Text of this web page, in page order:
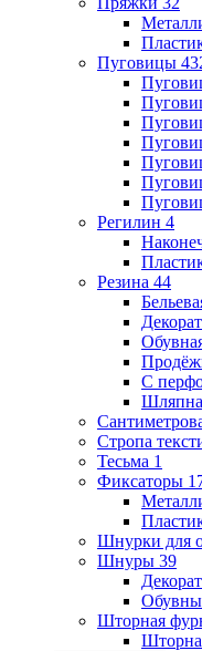
Пуговицы
Регилин 4
Резина 44
С
Стропа
Тесьма 1
Фиксаторы
Шнурки для
Шнуры 39
Шторная